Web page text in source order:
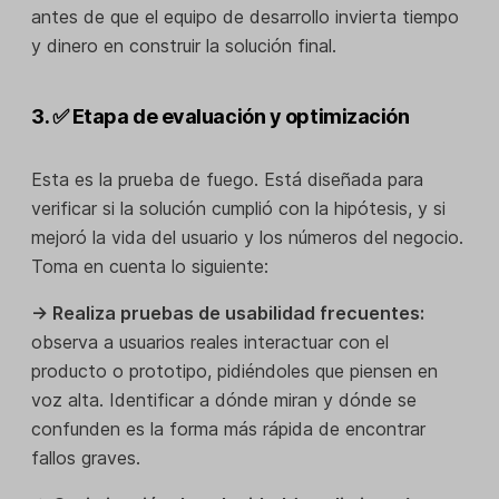
antes de que el equipo de desarrollo invierta tiempo
y dinero en construir la solución final.
3. ✅ Etapa de evaluación y optimización
Esta es la prueba de fuego. Está diseñada para
verificar si la solución cumplió con la hipótesis, y si
mejoró la vida del usuario y los números del negocio.
Toma en cuenta lo siguiente:
→ Realiza pruebas de usabilidad frecuentes:
observa a usuarios reales interactuar con el
producto o prototipo, pidiéndoles que piensen en
voz alta. Identificar a dónde miran y dónde se
confunden es la forma más rápida de encontrar
fallos graves.